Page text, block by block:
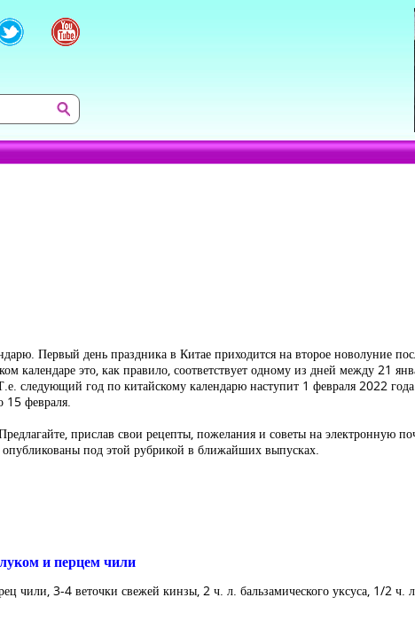
Первый день праздника в Китае приходится на второе новолуние
календаре это, как правило, соответствует одному из дней между 21
следующий год по китайскому календарю наступит 1 февраля 2022
15 февраля.
прислав свои рецепты, пожелания и советы на электронную
под этой рубрикой в ближайших выпусках.
и перцем чили
чили, 3-4 веточки свежей кинзы, 2 ч. л. бальзамического уксуса, 1/2 ч.